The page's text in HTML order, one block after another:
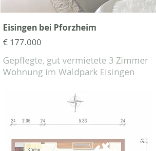
Eisingen bei Pforzheim
€ 177.000
Gepflegte, gut vermietete 3 Zimmer
Wohnung im Waldpark Eisingen